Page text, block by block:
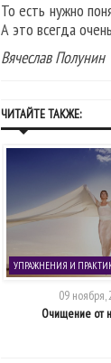
То есть нужно
А это всегда
Вячеслав Полунин
ЧИТАЙТЕ ТАКЖЕ:
УПРАЖНЕНИЯ И
09 ноября,
Очищение от